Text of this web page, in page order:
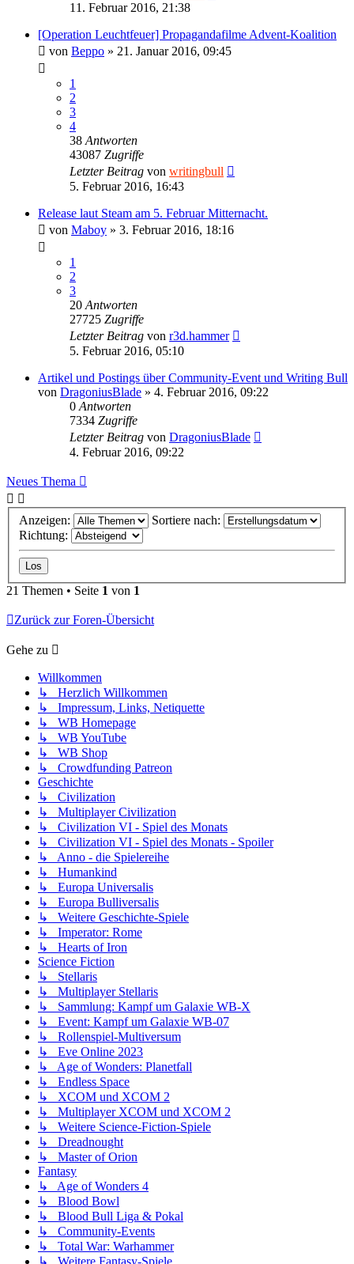
11. Februar 2016, 21:38
[Operation Leuchtfeuer] Propagandafilme Advent-Koalition
von Beppo » 21. Januar 2016, 09:45
1
2
3
4
38 Antworten
43087 Zugriffe
Letzter Beitrag von writingbull
5. Februar 2016, 16:43
Release laut Steam am 5. Februar Mitternacht.
von Maboy » 3. Februar 2016, 18:16
1
2
3
20 Antworten
27725 Zugriffe
Letzter Beitrag von r3d.hammer
5. Februar 2016, 05:10
Artikel und Postings über Community-Event und Writing Bull
von DragoniusBlade » 4. Februar 2016, 09:22
0 Antworten
7334 Zugriffe
Letzter Beitrag von DragoniusBlade
4. Februar 2016, 09:22
Neues Thema
Anzeigen:
Sortiere nach:
Richtung:
21 Themen • Seite 1 von 1
Zurück zur Foren-Übersicht
Gehe zu
Willkommen
↳ Herzlich Willkommen
↳ Impressum, Links, Netiquette
↳ WB Homepage
↳ WB YouTube
↳ WB Shop
↳ Crowdfunding Patreon
Geschichte
↳ Civilization
↳ Multiplayer Civilization
↳ Civilization VI - Spiel des Monats
↳ Civilization VI - Spiel des Monats - Spoiler
↳ Anno - die Spielereihe
↳ Humankind
↳ Europa Universalis
↳ Europa Bulliversalis
↳ Weitere Geschichte-Spiele
↳ Imperator: Rome
↳ Hearts of Iron
Science Fiction
↳ Stellaris
↳ Multiplayer Stellaris
↳ Sammlung: Kampf um Galaxie WB-X
↳ Event: Kampf um Galaxie WB-07
↳ Rollenspiel-Multiversum
↳ Eve Online 2023
↳ Age of Wonders: Planetfall
↳ Endless Space
↳ XCOM und XCOM 2
↳ Multiplayer XCOM und XCOM 2
↳ Weitere Science-Fiction-Spiele
↳ Dreadnought
↳ Master of Orion
Fantasy
↳ Age of Wonders 4
↳ Blood Bowl
↳ Blood Bull Liga & Pokal
↳ Community-Events
↳ Total War: Warhammer
↳ Weitere Fantasy-Spiele